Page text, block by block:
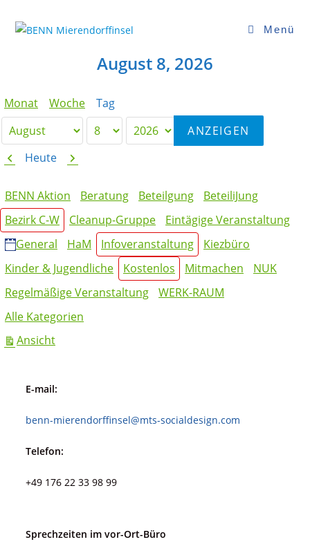
Inhalt
Menü
August 8, 2026
Monat Woche Tag
Monat
Tag
Jahr
Zurück
Heute Weiter
Kategorien
BENN Aktion Beratung Beteilgung
BeteiliJung
Bezirk C-W
Cleanup-Gruppe
Eintägige Veranstaltung
General
HaM Infoveranstaltung
Kiezbüro
Kinder & Jugendliche
Kostenlos Mitmachen
NUK
Regelmäßige Veranstaltung
WERK-RAUM
Alle Kategorien
Ansichtausdrucken
E-mail:
benn-mierendorffinsel@mts-socialdesign.com
Telefon:
+49 176 22 33 98 99
Sprechzeiten im vor-Ort-Büro